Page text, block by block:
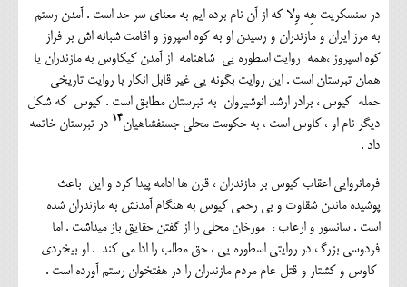
در سنسکریت هِه وِلا که از آن نام برده ایم به معنای سر حد است . آمدن رستم
به مرز ایران و مازندران و رسیدن او به کوه اسپروز و اقامت شبانه اش بر فراز
کوه اسپروز ،همه روایت اسطوره یی شاهنامه از آمدن کیکاوس به مازندران یا
همان تبرستان است . این روایت بگونه یی غیر قابل انکار با روایت تاریخی
حمله کیوس ، برادر ارشد انوشیروان به تبرستان مطابق است . کیوس که شکل
دیگر نام او ، کاوس است ، به حکومت محلی جسنفشاهیان۱۴ در تبرستان خاتمه
داد .
فرمانروایی اعقاب کیوس بر مازندران ، قرن ها ادامه پیدا کرد و این باعث
پوشیده ماندن شقاوت و بی رحمی کیوس به هنگام آمدنش به مازندران شده
است . سانسور و ارعاب ، مورخان محلی را از گفتن حقایق باز میداشت . اما
فردوسی بزرگ در روایتی اسطوره یی ، حق مطلب را ادا می کند . او بیخردی
کاوس و کشتار و قتل عام مردم مازندران را در هفتخوان رستم آورده است .